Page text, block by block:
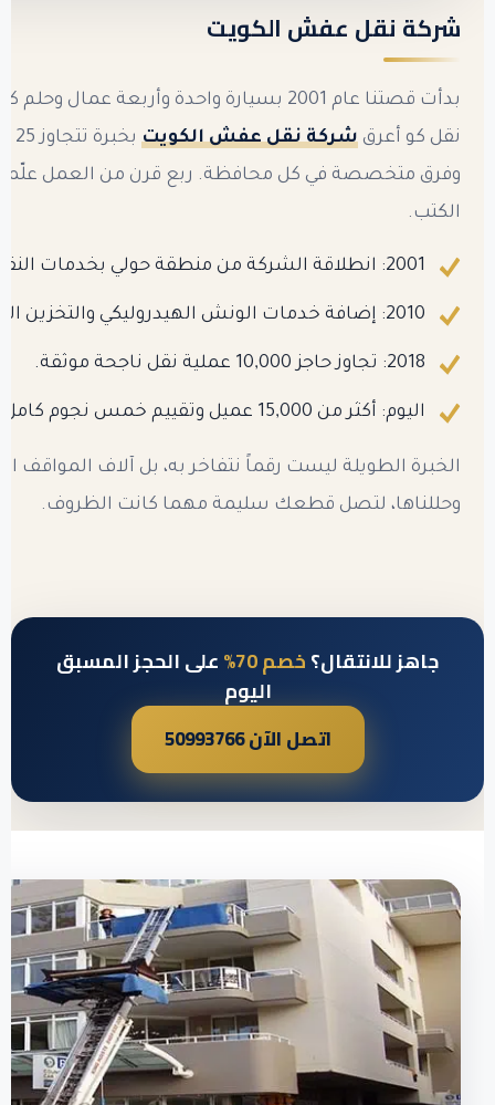
شركة نقل عفش الكويت
بدأت قصتنا عام 2001 بسيارة واحدة وأربعة عمال
نقل كو أعرقشركة نقل عفش الكويت
وفرق متخصصة في كل محافظة. ربع قرن من العمل علّمنا
الكتب.
2001: انطلاقة الشركة من منطقة حولي بخدمات النقل الداخلي.
2010: إضافة خدمات الونش الهيدروليكي والتخزين المكيف.
2018: تجاوز حاجز 10,000 عملية نقل ناجحة موثقة.
اليوم: أكثر من 15,000 عميل وتقييم خمس نجوم كامل.
الخبرة الطويلة ليست رقماً نتفاخر به، بل آلاف المواقف
وحللناها، لتصل قطعك سليمة مهما كانت الظروف.
جاهز للانتقال؟خصم 70%
على الحجز المسبق
اليوم
اتصل الآن 50993766